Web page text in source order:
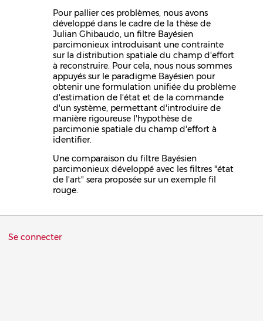
Pour pallier ces problèmes, nous avons
développé dans le cadre de la thèse de
Julian Ghibaudo, un filtre Bayésien
parcimonieux introduisant une contrainte
sur la distribution spatiale du champ d'effort
à reconstruire. Pour cela, nous nous sommes
appuyés sur le paradigme Bayésien pour
obtenir une formulation unifiée du problème
d'estimation de l'état et de la commande
d'un système, permettant d'introduire de
manière rigoureuse l'hypothèse de
parcimonie spatiale du champ d'effort à
identifier.
Une comparaison du filtre Bayésien
parcimonieux développé avec les filtres "état
de l'art" sera proposée sur un exemple fil
rouge.
Menu
Se connecter